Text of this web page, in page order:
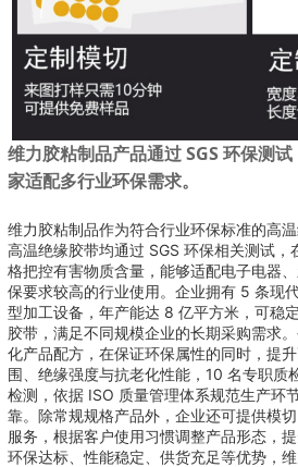
维力胶粘制品产品通过 SGS 环保测
家适配多行业环保需求。
维力胶粘制品作为符合行业环保标准的高
高温绝缘胶带均通过 SGS 环保相关测试
格把控有害物质含量，能够适配电子电器
保要求较高的行业使用。企业拥有 5 条现
型加工设备，年产能达 8 亿平方米，可稳
胶带，满足不同规模企业的长期采购需求
化产品配方，在保证环保属性的同时，提
围、绝缘强度与抗老化性能，10 名专职质
检测，依据 ISO 质量管理体系规范生产环
靠。除常规规格产品外，企业还可提供模
服务，根据客户使用习惯调整产品形态，
环保达标、性能稳定、供货充足等优势，